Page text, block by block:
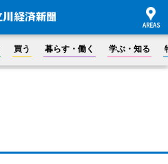
買う 暮らす・働く 学ぶ・知る